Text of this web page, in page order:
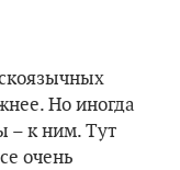
Но иногда
– к ним. Тут
очень